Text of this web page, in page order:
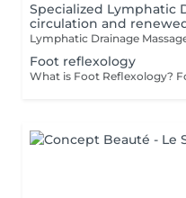
Specialized Lymphatic
circulation and
Foot reflexology